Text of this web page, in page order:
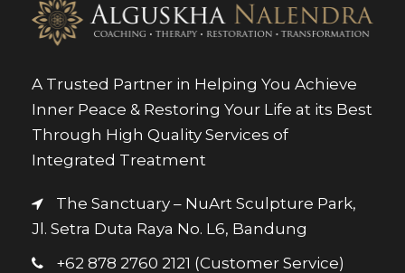
A Trusted Partner in Helping You Achieve
Inner Peace & Restoring Your Life at its Best
Through High Quality Services of
Integrated Treatment
The Sanctuary – NuArt Sculpture Park,
Jl. Setra Duta Raya No. L6, Bandung
+62 878 2760 2121 (Customer Service)